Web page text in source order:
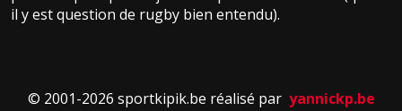
il y est question de rugby bien entendu).
© 2001-2026 sportkipik.be réalisé par yannickp.be